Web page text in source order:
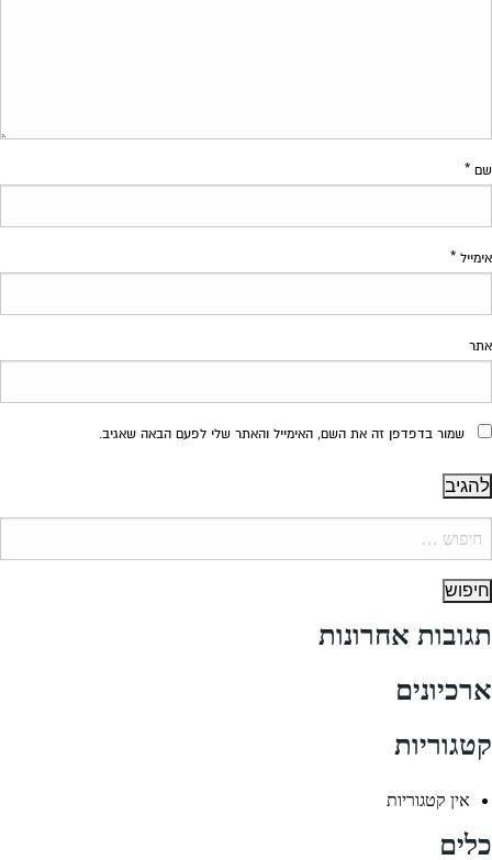
שם *
אימייל *
אתר
שמור בדפדפן זה את השם, האימייל והאתר שלי לפעם הבאה שאגיב.
תגובות אחרונות
ארכיונים
קטגוריות
אין קטגוריות
כלים